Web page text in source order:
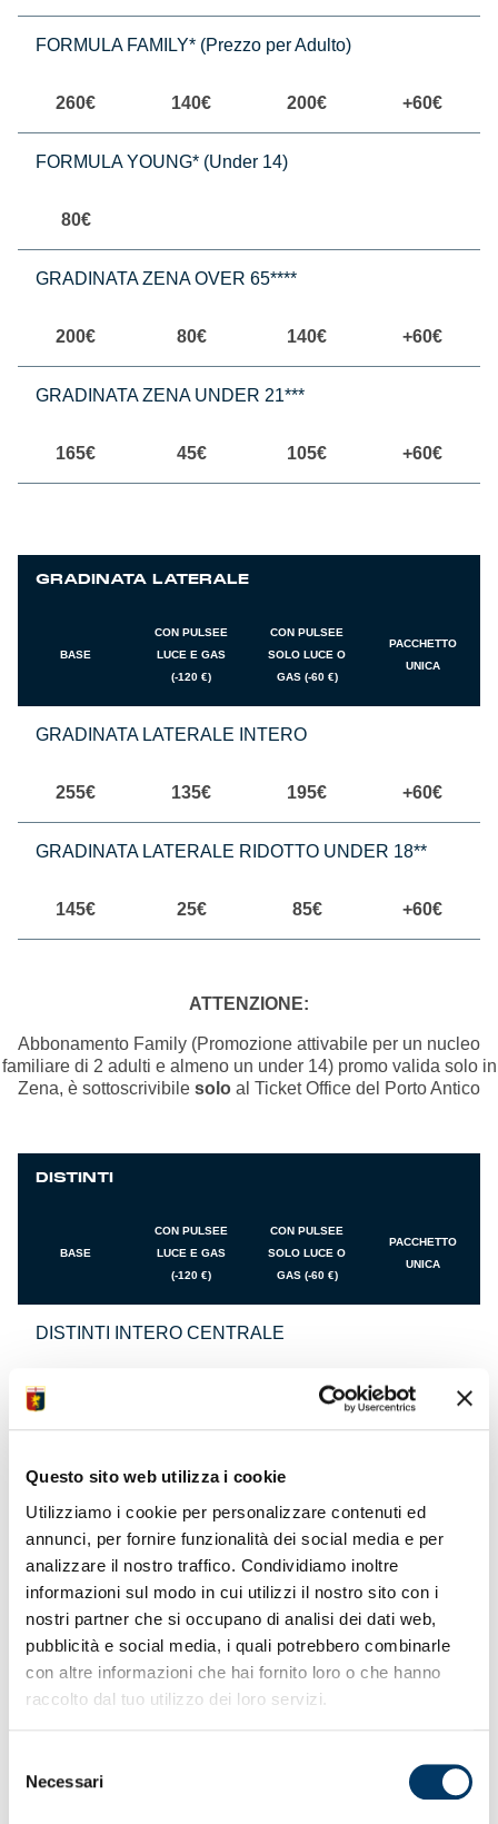
Questo sito web utilizza i cookie
Utilizziamo i cookie per personalizzare contenuti ed
annunci, per fornire funzionalità dei social media e per
analizzare il nostro traffico. Condividiamo inoltre
informazioni sul modo in cui utilizzi il nostro sito con i
nostri partner che si occupano di analisi dei dati web,
pubblicità e social media, i quali potrebbero combinarle
con altre informazioni che hai fornito loro o che hanno
raccolto dal tuo utilizzo dei loro servizi.
delNecessari
FORMULA FAMILY* (Prezzo per Adulto)
260€ 140€ 200€ +60€
FORMULA YOUNG* (Under 14)
80€
GRADINATA ZENA OVER 65****
200€ 80€ 140€ +60€
GRADINATA ZENA UNDER 21***
165€ 45€ 105€ +60€
GRADINATA LATERALE
BASE
CON PULSEE
LUCE E GAS
(-120 €)
CON PULSEE
SOLO LUCE O
GAS (-60 €)
PACCHETTO
UNICA
GRADINATA LATERALE INTERO
255€ 135€ 195€ +60€
GRADINATA LATERALE RIDOTTO UNDER 18**
145€ 25€ 85€ +60€
ATTENZIONE:
Abbonamento Family (Promozione attivabile per un nucleo
familiare di 2 adulti e almeno un under 14) promo valida solo in
Zena, è sottoscrivibile solo al Ticket Office del Porto Antico
DISTINTI
BASE
CON PULSEE
LUCE E GAS
(-120 €)
CON PULSEE
SOLO LUCE O
GAS (-60 €)
PACCHETTO
UNICA
DISTINTI INTERO CENTRALE
420€ +60€
185€ 65€ 125€ +60€
DISTINTI INTERO LATERALE
420€ 300€ 360€ +60€
DISTINTI RIDOTTO LATERALE UNDER 18**